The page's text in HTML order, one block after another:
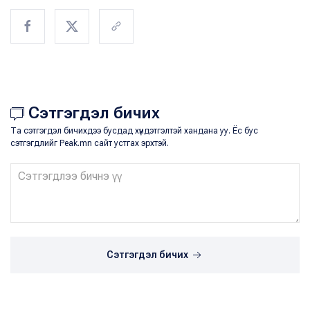
Сэтгэгдэл бичих
Та сэтгэгдэл бичихдээ бусдад хүндэтгэлтэй хандана уу. Ёс бус
сэтгэгдлийг Peak.mn сайт устгах эрхтэй.
Сэтгэгдэл бичих